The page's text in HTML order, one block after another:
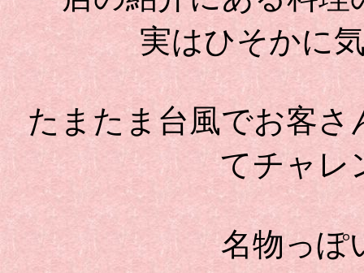
実はひそかに
たまたま台風でお客
てチャレ
名物っぽ